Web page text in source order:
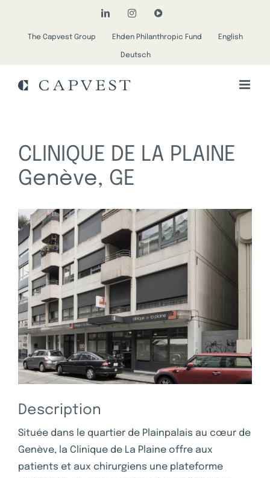
contenu
LinkedInInstagramYouTube
The Capvest Group Ehden Philanthropic Fund English
Deutsch
CLINIQUE DE LA PLAINE
Genève, GE
Description
Située dans le quartier de Plainpalais au cœur de
Genève, la Clinique de La Plaine offre aux
patients et aux chirurgiens une plateforme